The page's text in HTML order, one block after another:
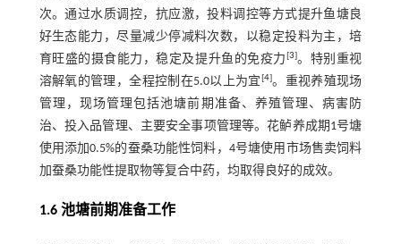
次。通过水质调控，抗应激，投料调控等方式提升鱼塘良
好生态能力，尽量减少停减料次数，以稳定投料为主，培
育旺盛的摄食能力，稳定及提升鱼的免疫力 [3]。特别重视
溶解氧的管理，全程控制在5.0以上为宜[4]。重视养殖现场
管理，现场管理包括池塘前期准备、养殖管理、病害防
治、投入品管理、主要安全事项管理等。花鲈养成期1号塘
使用添加0.5%的蚕桑功能性饲料，4号塘使用市场售卖饲料
加蚕桑功能性提取物等复合中药，均取得良好的成效。
1.6 池塘前期准备工作